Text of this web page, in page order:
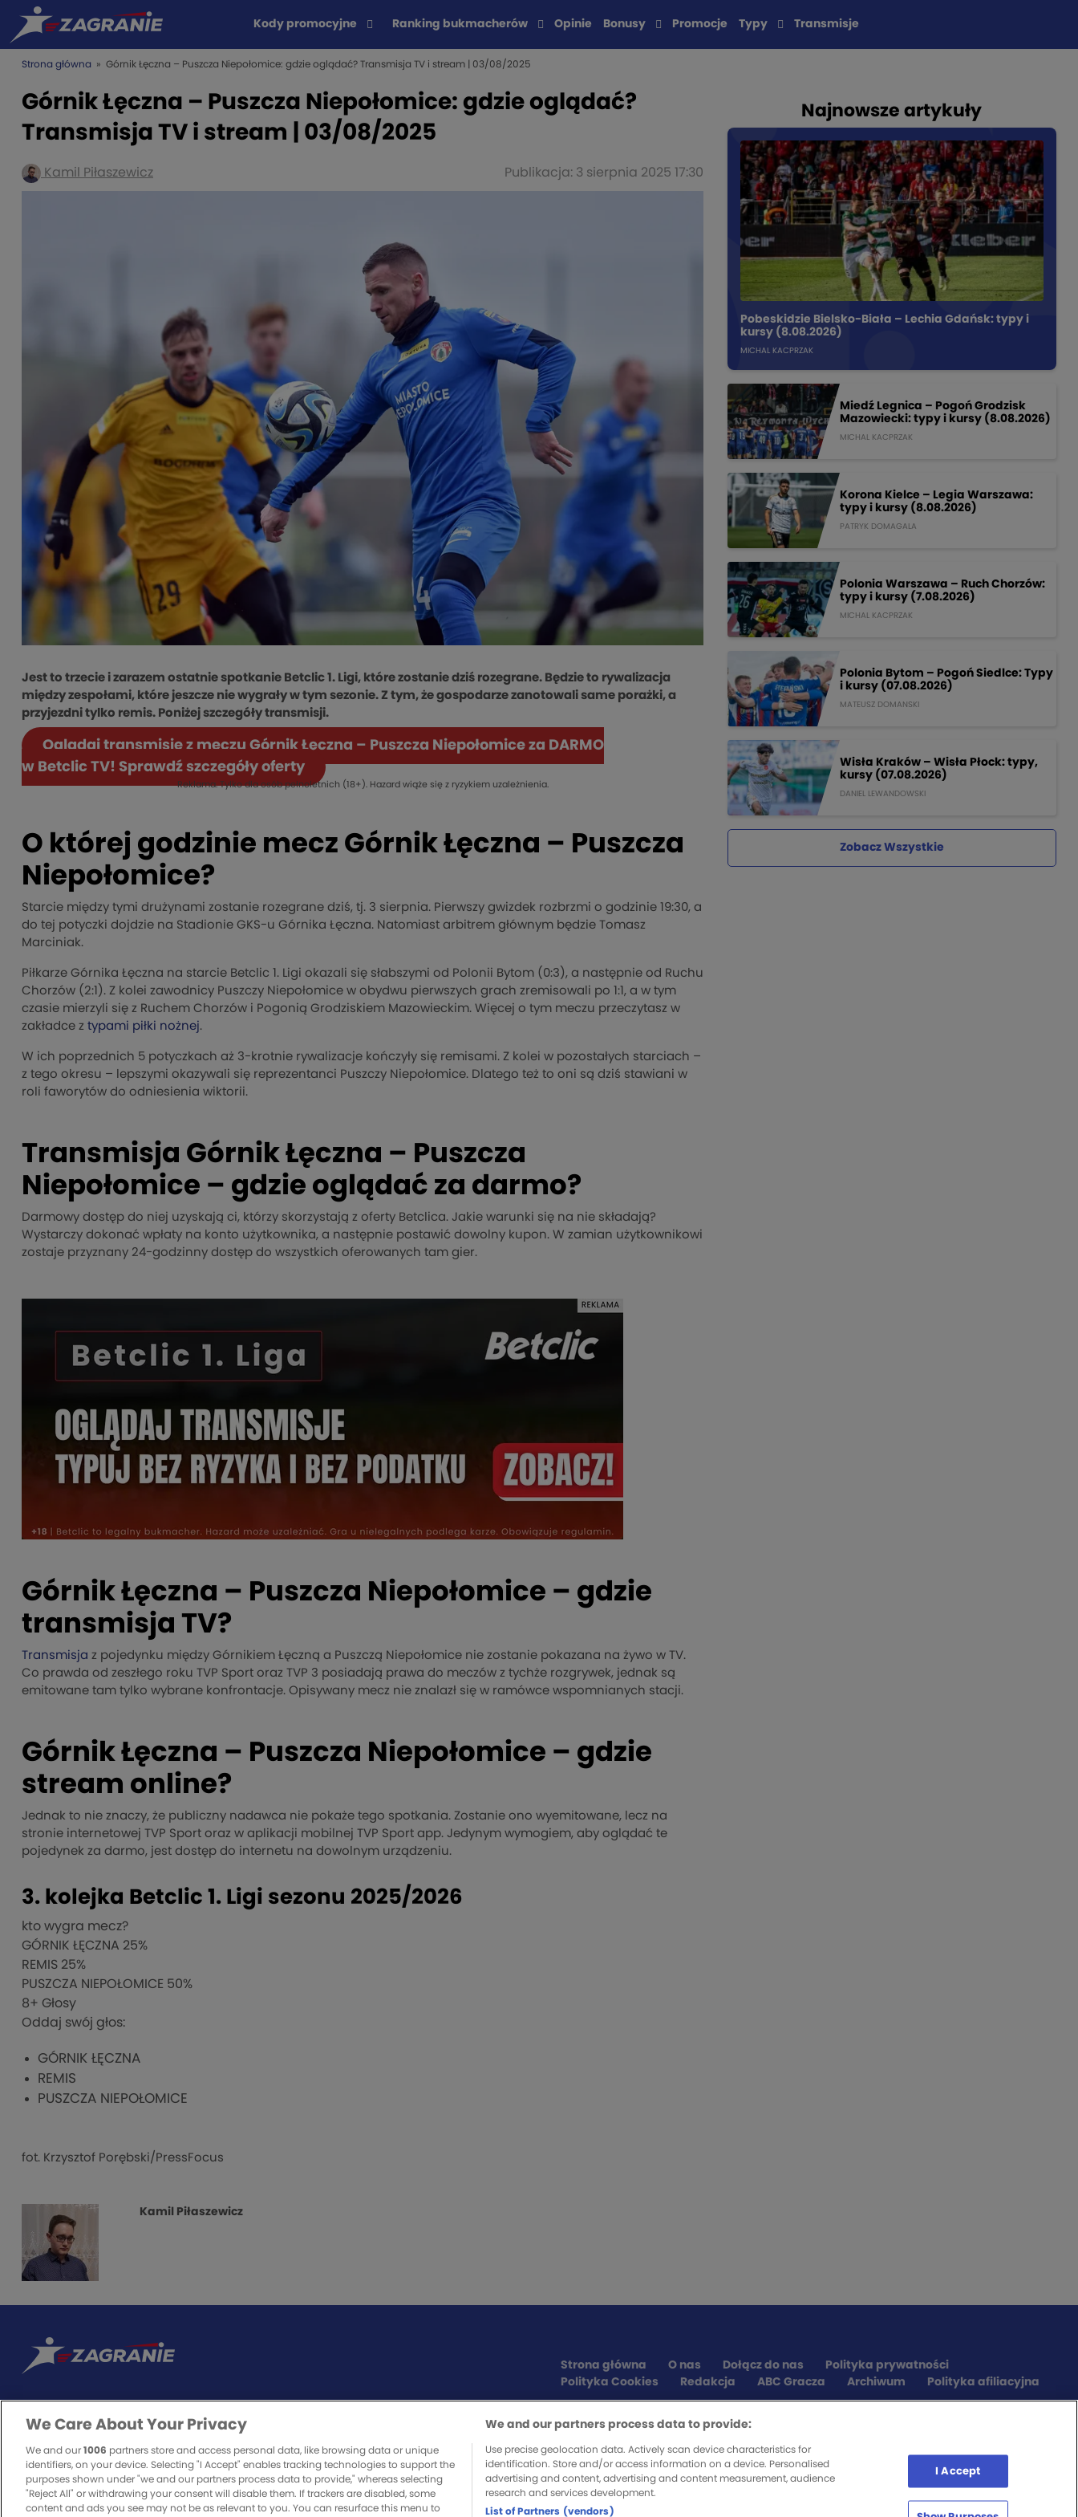
Kody promocyjne Ranking bukmacherów Opinie Bonusy Promocje Typy Transmisje
Strona główna » Górnik Łęczna – Puszcza Niepołomice: gdzie oglądać? Transmisja TV i stream | 03/08/2025
Górnik Łęczna – Puszcza Niepołomice: gdzie oglądać?
Transmisja TV i stream | 03/08/2025
Kamil Piłaszewicz Publikacja: 3 sierpnia 2025 17:30
Jest to trzecie i zarazem ostatnie spotkanie Betclic 1. Ligi, które zostanie dziś rozegrane. Będzie to rywalizacja
między zespołami, które jeszcze nie wygrały w tym sezonie. Z tym, że gospodarze zanotowali same porażki, a
przyjezdni tylko remis. Poniżej szczegóły transmisji.
Oglądaj transmisję z meczu Górnik Łęczna – Puszcza Niepołomice za DARMO
w Betclic TV! Sprawdź szczegóły oferty
Reklama. Tylko dla osób pełnoletnich (18+). Hazard wiąże się z ryzykiem uzależnienia.
O której godzinie mecz Górnik Łęczna – Puszcza
Niepołomice?
Starcie między tymi drużynami zostanie rozegrane dziś, tj. 3 sierpnia. Pierwszy gwizdek rozbrzmi o godzinie 19:30, a
do tej potyczki dojdzie na Stadionie GKS-u Górnika Łęczna. Natomiast arbitrem głównym będzie Tomasz
Marciniak.
Piłkarze Górnika Łęczna na starcie Betclic 1. Ligi okazali się słabszymi od Polonii Bytom (0:3), a następnie od Ruchu
Chorzów (2:1). Z kolei zawodnicy Puszczy Niepołomice w obydwu pierwszych grach zremisowali po 1:1, a w tym
czasie mierzyli się z Ruchem Chorzów i Pogonią Grodziskiem Mazowieckim. Więcej o tym meczu przeczytasz w
zakładce z typami piłki nożnej.
W ich poprzednich 5 potyczkach aż 3-krotnie rywalizacje kończyły się remisami. Z kolei w pozostałych starciach –
z tego okresu – lepszymi okazywali się reprezentanci Puszczy Niepołomice. Dlatego też to oni są dziś stawiani w
roli faworytów do odniesienia wiktorii.
Transmisja Górnik Łęczna – Puszcza
Niepołomice – gdzie oglądać za darmo?
Darmowy dostęp do niej uzyskają ci, którzy skorzystają z oferty Betclica. Jakie warunki się na nie składają?
Wystarczy dokonać wpłaty na konto użytkownika, a następnie postawić dowolny kupon. W zamian użytkownikowi
zostaje przyznany 24-godzinny dostęp do wszystkich oferowanych tam gier.
Górnik Łęczna – Puszcza Niepołomice – gdzie
transmisja TV?
Transmisja z pojedynku między Górnikiem Łęczną a Puszczą Niepołomice nie zostanie pokazana na żywo w TV.
Co prawda od zeszłego roku TVP Sport oraz TVP 3 posiadają prawa do meczów z tychże rozgrywek, jednak są
emitowane tam tylko wybrane konfrontacje. Opisywany mecz nie znalazł się w ramówce wspomnianych stacji.
Górnik Łęczna – Puszcza Niepołomice – gdzie
stream online?
Jednak to nie znaczy, że publiczny nadawca nie pokaże tego spotkania. Zostanie ono wyemitowane, lecz na
stronie internetowej TVP Sport oraz w aplikacji mobilnej TVP Sport app. Jedynym wymogiem, aby oglądać te
pojedynek za darmo, jest dostęp do internetu na dowolnym urządzeniu.
3. kolejka Betclic 1. Ligi sezonu 2025/2026
kto wygra mecz?
GÓRNIK ŁĘCZNA 25%
REMIS 25%
PUSZCZA NIEPOŁOMICE 50%
8+ Głosy
Oddaj swój głos:
GÓRNIK ŁĘCZNA
REMIS
PUSZCZA NIEPOŁOMICE
fot. Krzysztof Porębski/PressFocus
Kamil Piłaszewicz
Najnowsze artykuły
Pobeskidzie Bielsko-Biała – Lechia Gdańsk: typy i
kursy (8.08.2026)
MICHAL KACPRZAK
Miedź Legnica – Pogoń Grodzisk
Mazowiecki: typy i kursy (8.08.2026)
MICHAL KACPRZAK
Korona Kielce – Legia Warszawa:
typy i kursy (8.08.2026)
PATRYK DOMAGALA
Polonia Warszawa – Ruch Chorzów:
typy i kursy (7.08.2026)
MICHAL KACPRZAK
Polonia Bytom – Pogoń Siedlce: Typy
i kursy (07.08.2026)
MATEUSZ DOMANSKI
Wisła Kraków – Wisła Płock: typy,
kursy (07.08.2026)
DANIEL LEWANDOWSKI
Zobacz Wszystkie
Strona główna O nas Dołącz do nas
Polityka prywatności
Polityka Cookies
Redakcja ABC Gracza Archiwum Polityka afiliacyjna
ODPOWIEDZIALNA GRA
Zakłady bukmacherskie to legalna rozrywka. O to, czy będzie bezpieczna, musisz zadbać sam, obstawiając
SPONSORZY SERWISU
We Care About Your Privacy
We and our 1006 partners store and access personal data, like browsing data or unique
identifiers, on your device. Selecting "I Accept" enables tracking technologies to support the
purposes shown under "we and our partners process data to provide," whereas selecting
"Reject All" or withdrawing your consent will disable them. If trackers are disabled, some
content and ads you see may not be as relevant to you. You can resurface this menu to
We and our partners process data to provide:
Use precise geolocation data. Actively scan device characteristics for
identification. Store and/or access information on a device. Personalised
advertising and content, advertising and content measurement, audience
research and services development.
List of Partners (vendors)
I Accept